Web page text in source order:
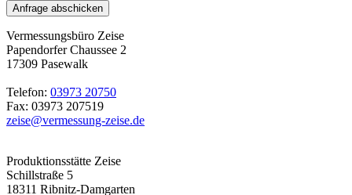
Anfrage abschicken
Vermessungsbüro Zeise
Papendorfer Chaussee 2
17309 Pasewalk
Telefon: 03973 20750
Fax: 03973 207519
zeise@vermessung-zeise.de
Produktionsstätte Zeise
Schillstraße 5
18311 Ribnitz-Damgarten